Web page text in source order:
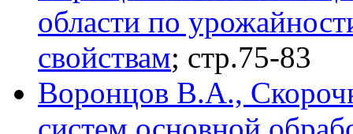
области по
свойствам; стр.75-83
Воронцов В.А.,